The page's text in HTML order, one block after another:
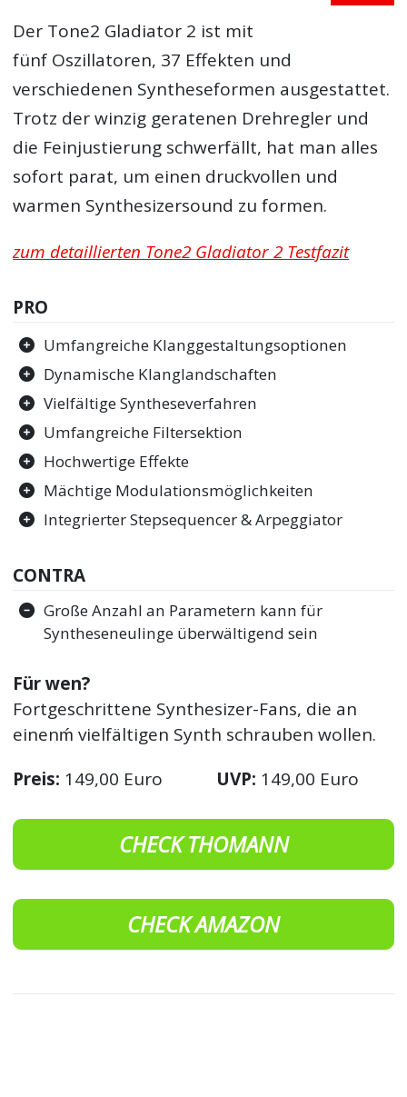
Der Tone2 Gladiator 2 ist mit
fünf Oszillatoren, 37 Effekten und
verschiedenen Syntheseformen ausgestattet.
Trotz der winzig geratenen Drehregler und
die Feinjustierung schwerfällt, hat man alles
sofort parat, um einen druckvollen und
warmen Synthesizersound zu formen.
zum detaillierten Tone2 Gladiator 2 Testfazit
PRO
Umfangreiche Klanggestaltungsoptionen
Dynamische Klanglandschaften
Vielfältige Syntheseverfahren
Umfangreiche Filtersektion
Hochwertige Effekte
Mächtige Modulationsmöglichkeiten
Integrierter Stepsequencer & Arpeggiator
CONTRA
Große Anzahl an Parametern kann für
Syntheseneulinge überwältigend sein
Für wen?
Fortgeschrittene Synthesizer-Fans, die an
einenḿ vielfältigen Synth schrauben wollen.
Preis: 149,00 Euro UVP: 149,00 Euro
CHECK THOMANN
CHECK AMAZON